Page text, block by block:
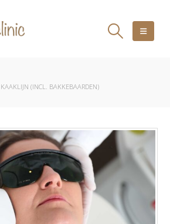
(INCL. BAKKEBAARDEN)